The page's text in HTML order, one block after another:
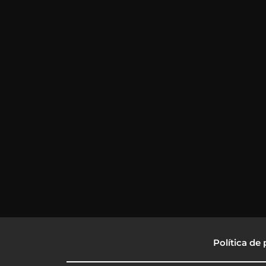
Política de